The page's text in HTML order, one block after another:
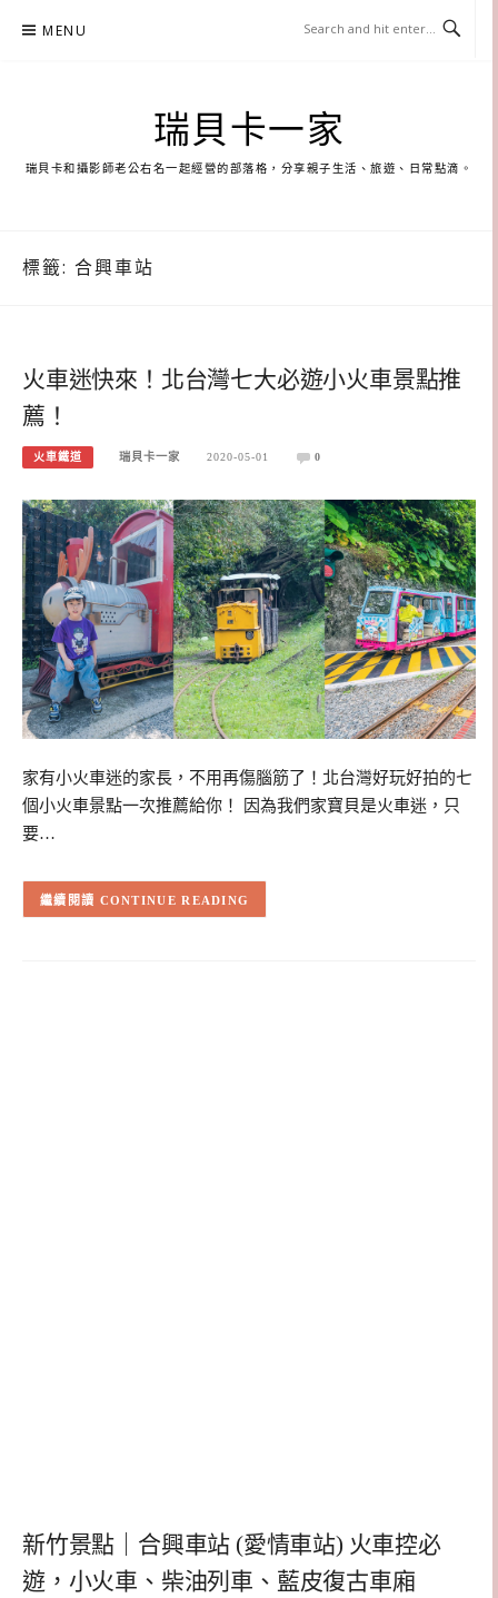
MENU
瑞貝卡一家
瑞貝卡和攝影師老公右名一起經營的部落格，分享親子生活、旅遊、日常點滴。
標籤: 合興車站
火車迷快來！北台灣七大必遊小火車景點推
薦！
火車鐵道 瑞貝卡一家 2020-05-01 0
家有小火車迷的家長，不用再傷腦筋了！北台灣好玩好拍的七
個小火車景點一次推薦給你！ 因為我們家寶貝是火車迷，只
要…
CONTINUE READING
新竹景點｜合興車站 (愛情車站) 火車控必
遊，小火車、柴油列車、藍皮復古車廂